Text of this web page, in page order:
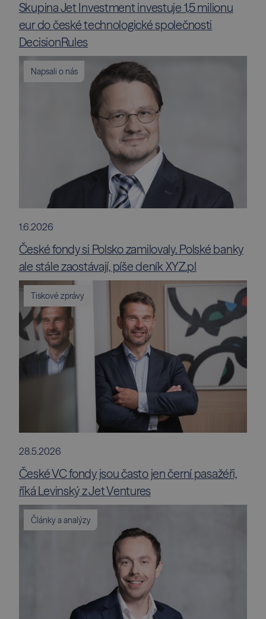
Skupina Jet Investment investuje 1,5 milionu
eur do české technologické společnosti
DecisionRules
Napsali o nás
1.6.2026
České fondy si Polsko zamilovaly. Polské banky
ale stále zaostávají, píše deník XYZ.pl
Tiskové zprávy
28.5.2026
České VC fondy jsou často jen černí pasažéři,
říká Levinský z Jet Ventures
Články a analýzy